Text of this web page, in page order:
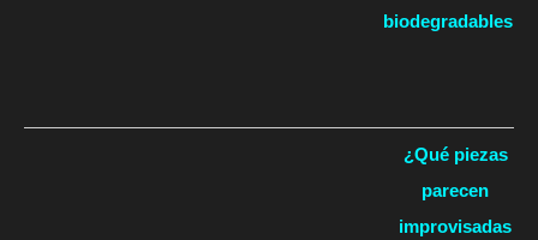
biodegradables
¿Qué piezas
parecen
improvisadas